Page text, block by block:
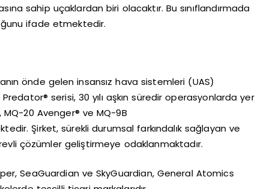
sahip uçaklardan biri olacaktır. Bu sınıflandırmada
ifade etmektedir.
önde gelen insansız hava sistemleri (UAS)
serisi, 30 yılı aşkın süredir operasyonlarda yer
20 Avenger® ve MQ-9B
Şirket, sürekli durumsal farkındalık sağlayan ve
çözümler geliştirmeye odaklanmaktadır.
SeaGuardian ve SkyGuardian, General Atomics